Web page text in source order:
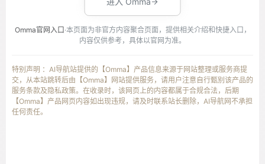
Omma官网入口 ·本页面为非官方内容聚合页面，提供相关介绍和快捷入口，
内容仅供参考，具体以官网为准。
特别声明 ：AI导航站提供的【Omma】产品信息来源于网站整理或服务商提
交，从本站跳转后由【Omma】网站提供服务，请用户注意自行甄别该产品的
服务条款及隐私政策。在收录时，该网页上的内容都属于合规合法，后期
【Omma】产品网页内容如出现违规，请及时联系站长删除，AI导航网不承担
任何责任。